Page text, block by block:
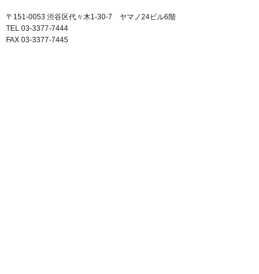
〒151-0053 渋谷区代々木1-30-7 ヤマノ24ビル6階
TEL 03-3377-7444
FAX 03-3377-7445